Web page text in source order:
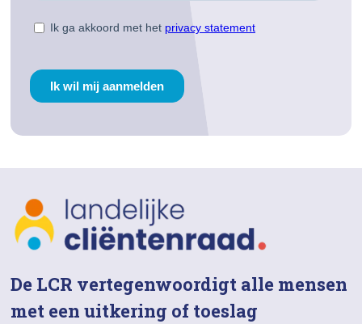
De LCR vertegenwoordigt alle mensen
met een uitkering of toeslag